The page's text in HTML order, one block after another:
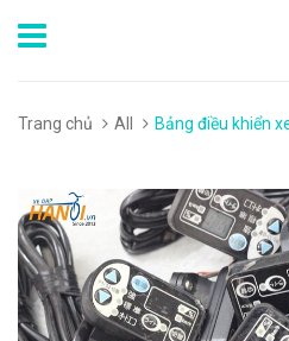
Trang chủ All Bảng điều khiển